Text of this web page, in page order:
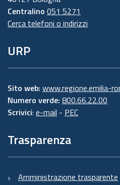
Centralino 051 5271
Cerca telefoni o indirizzi
URP
Sito web: www.regione.emilia-
Numero verde: 800.66.22.00
Scrivici: e-mail - PEC
Trasparenza
Amministrazione trasparente